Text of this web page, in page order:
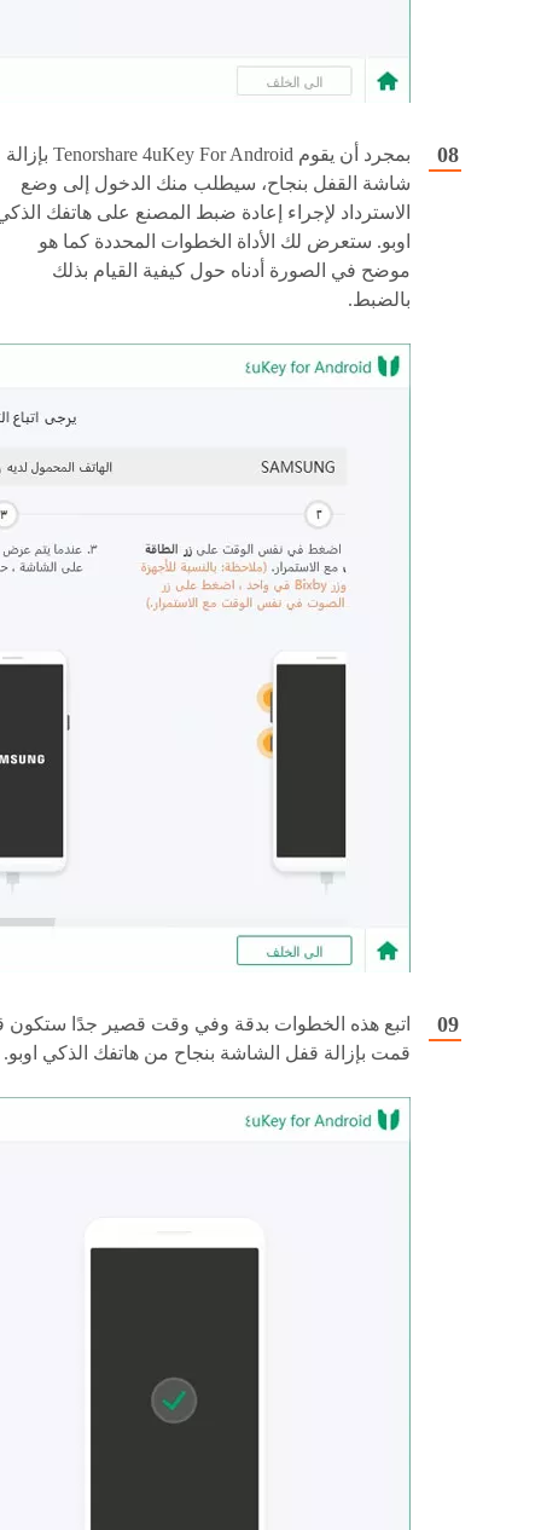
بمجرد أن يقوم Tenorshare 4uKey For Android بإزالة
شاشة القفل بنجاح، سيطلب منك الدخول إلى وضع
الاسترداد لإجراء إعادة ضبط المصنع على هاتفك
اوبو. ستعرض لك الأداة الخطوات المحددة كما هو
موضح في الصورة أدناه حول كيفية القيام بذلك
بالضبط.
اتبع هذه الخطوات بدقة وفي وقت قصير جدًا ستكون
قمت بإزالة قفل الشاشة بنجاح من هاتفك الذكي اوبو.